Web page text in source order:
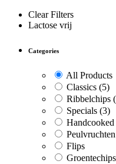
Clear Filters
Lactose vrij
Categories
All Products
Classics (5)
Ribbelchips
Specials (3)
Handcooked
Flips
Groentechips